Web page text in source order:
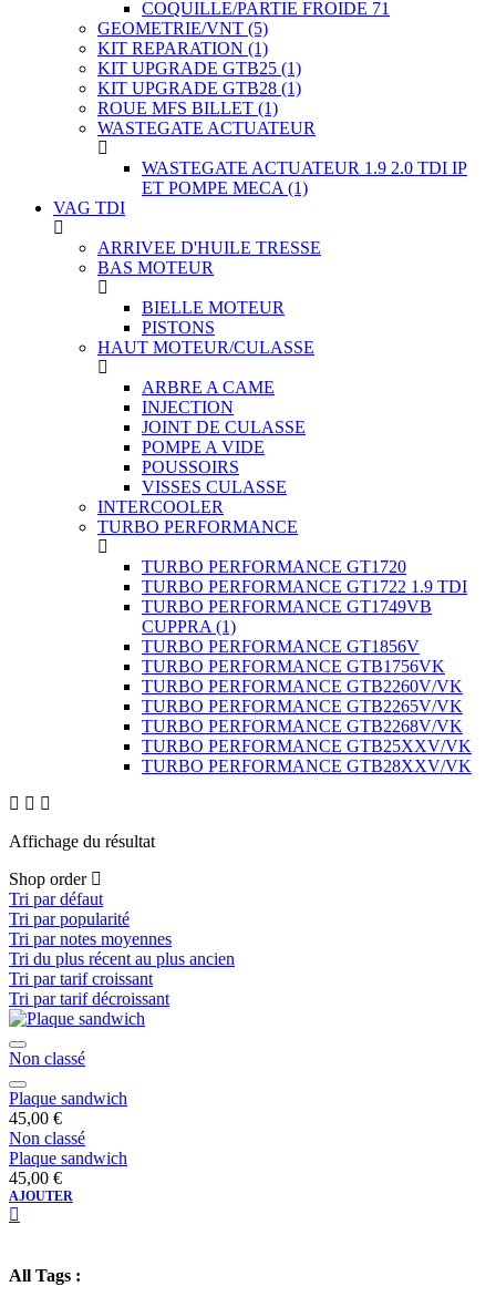
COQUILLE/PARTIE FROIDE 71
GEOMETRIE/VNT (5)
KIT REPARATION (1)
KIT UPGRADE GTB25 (1)
KIT UPGRADE GTB28 (1)
ROUE MFS BILLET (1)
WASTEGATE ACTUATEUR
WASTEGATE ACTUATEUR 1.9 2.0 TDI IP
ET POMPE MECA (1)
VAG TDI
ARRIVEE D'HUILE TRESSE
BAS MOTEUR
BIELLE MOTEUR
PISTONS
HAUT MOTEUR/CULASSE
ARBRE A CAME
INJECTION
JOINT DE CULASSE
POMPE A VIDE
POUSSOIRS
VISSES CULASSE
INTERCOOLER
TURBO PERFORMANCE
TURBO PERFORMANCE GT1720
TURBO PERFORMANCE GT1722 1.9 TDI
TURBO PERFORMANCE GT1749VB
CUPPRA (1)
TURBO PERFORMANCE GT1856V
TURBO PERFORMANCE GTB1756VK
TURBO PERFORMANCE GTB2260V/VK
TURBO PERFORMANCE GTB2265V/VK
TURBO PERFORMANCE GTB2268V/VK
TURBO PERFORMANCE GTB25XXV/VK
TURBO PERFORMANCE GTB28XXV/VK
Affichage du résultat
Shop order
Tri par défaut
Tri par popularité
Tri par notes moyennes
Tri du plus récent au plus ancien
Tri par tarif croissant
Tri par tarif décroissant
Non classé
Plaque sandwich
45,00 €
Non classé
Plaque sandwich
45,00 €
AJOUTER
All Tags :